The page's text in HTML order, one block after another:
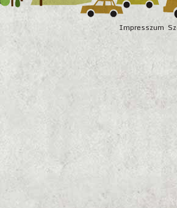
Impresszum